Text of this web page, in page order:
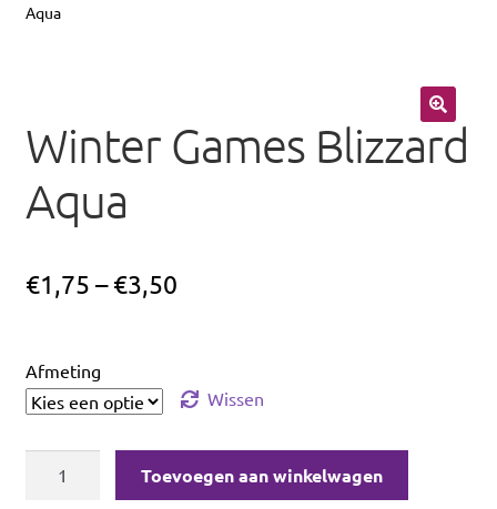
Winkelpagina
Workshops
Gratis Patronen
Aqua
🔍
Winter Games Blizzard
Aqua
€1,75 –€3,50
Afmeting
Wissen
Toevoegen aan winkelwagen